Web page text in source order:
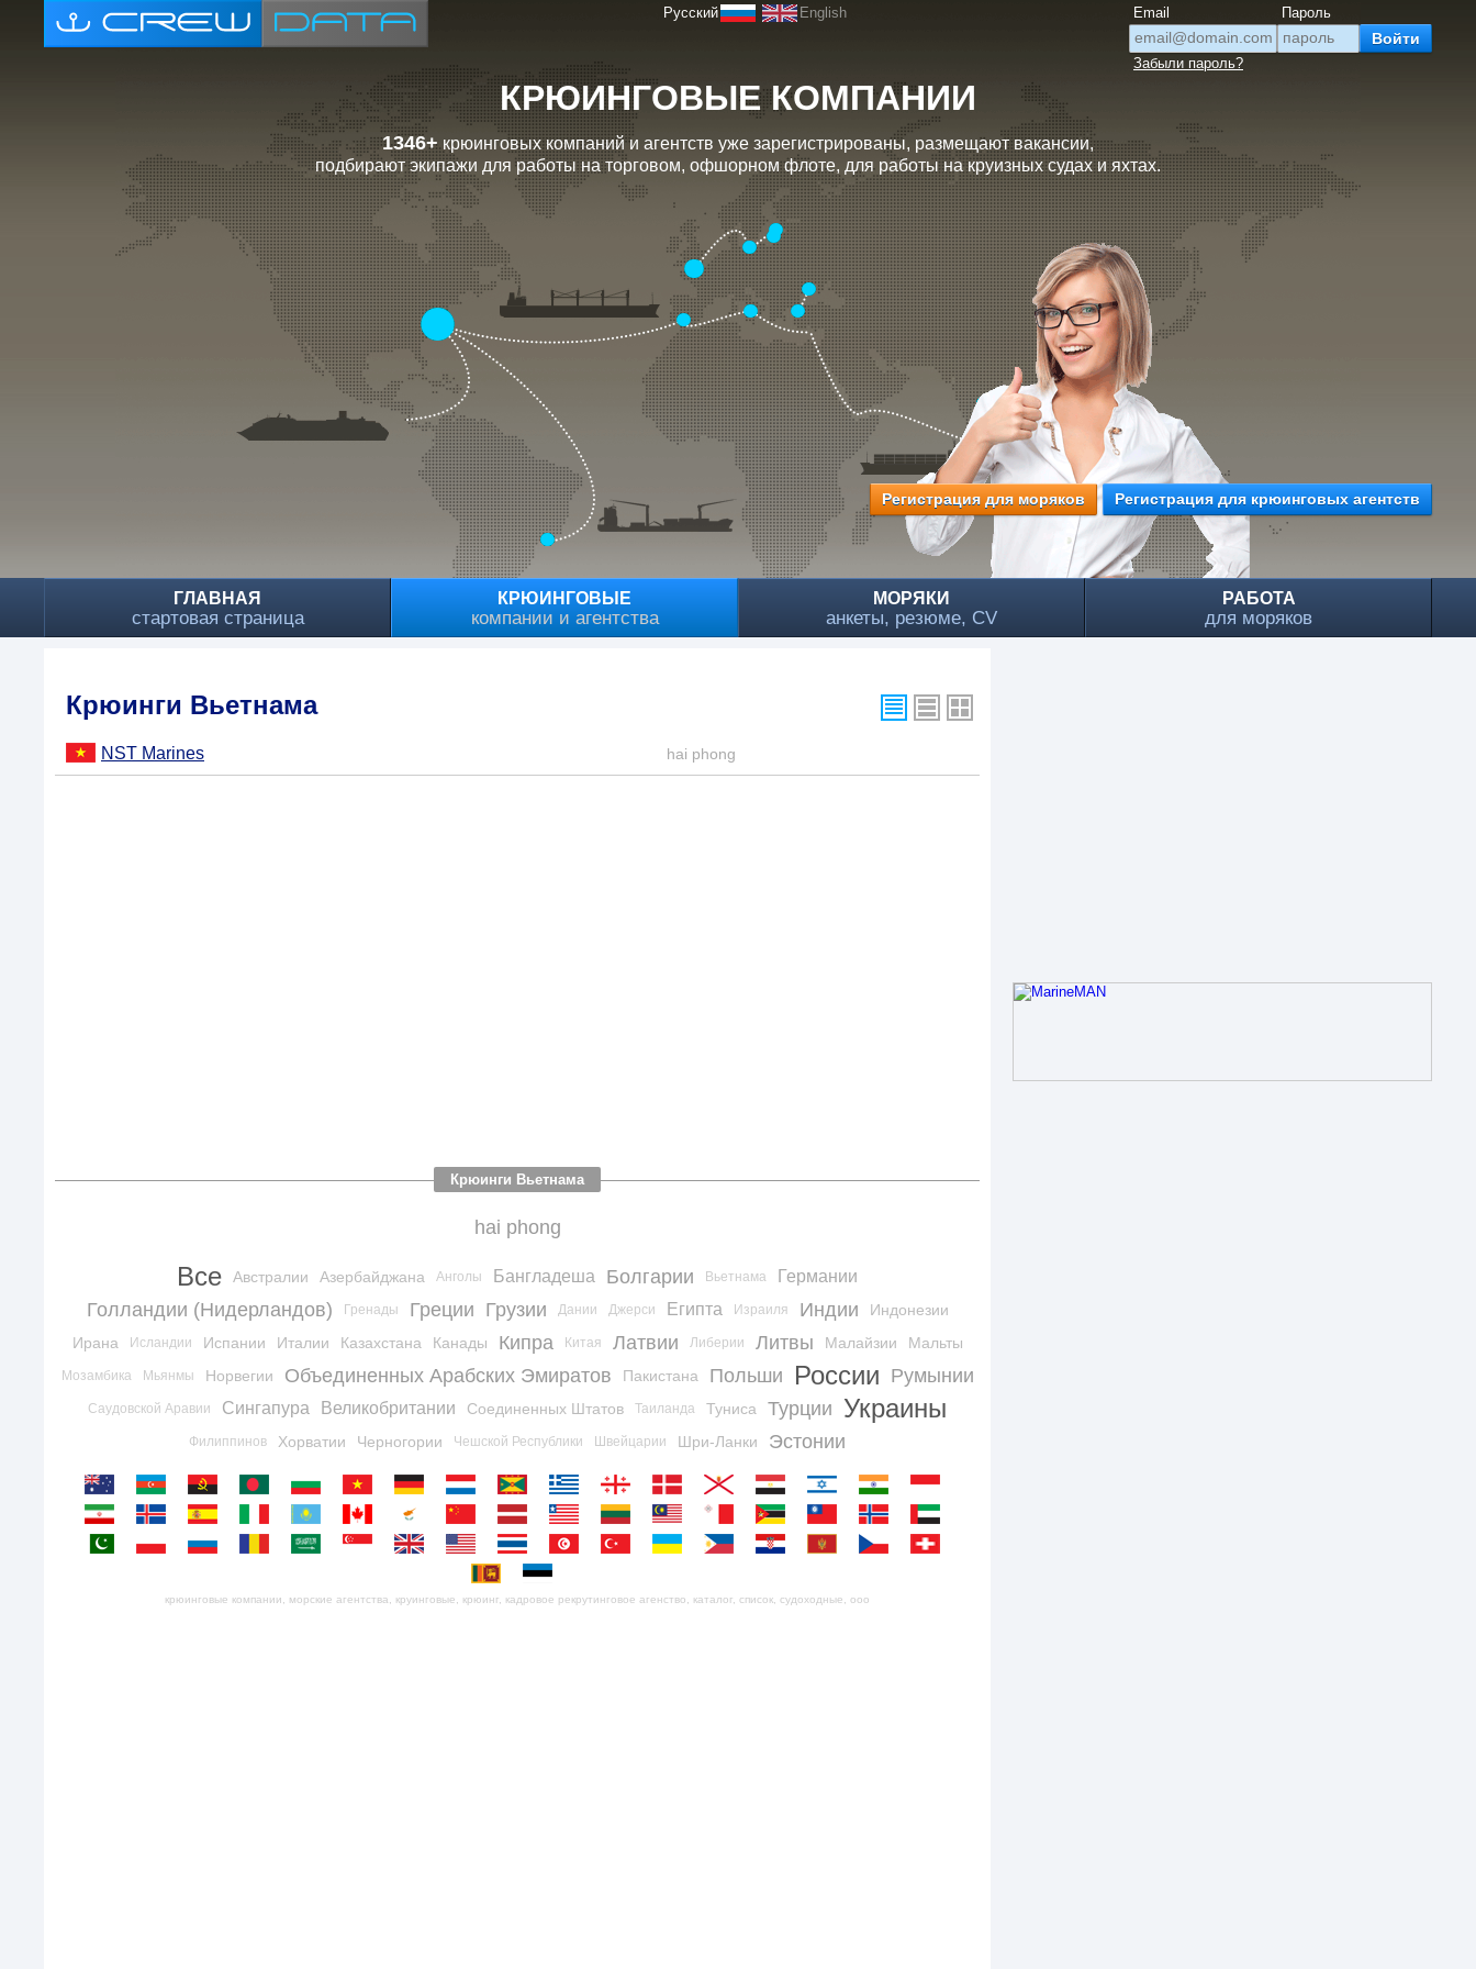
Русский English Email Пароль
Забыли пароль?
КРЮИНГОВЫЕ КОМПАНИИ
1346+крюинговых компаний и агентств уже зарегистрированы, размещают вакансии,
подбирают экипажи для работы на торговом, офшорном флоте, для работы на круизных судах и яхтах.
Регистрация для моряков Регистрация для крюинговых агентств
ГЛАВНАЯ
стартовая страница
КРЮИНГОВЫЕ
компании и агентства
МОРЯКИ
анкеты, резюме, CV
РАБОТА
для моряков
Крюинги Вьетнама
NST Marines hai phong
Крюинги Вьетнама
hai phong
Все Австралии Азербайджана Анголы Бангладеша Болгарии Вьетнама Германии
Голландии (Нидерландов) Гренады Греции Грузии Дании Джерси Египта Израиля Индии
Индонезии
Ирана
Исландии Испании Италии Казахстана Канады Кипра Китая Латвии Либерии Литвы Малайзии Мальты
Мозамбика Мьянмы Норвегии Объединенных Арабских Эмиратов Пакистана Польши России Румынии
Саудовской Аравии Сингапура Великобритании Соединенных Штатов Таиланда Туниса Турции Украины
Филиппинов Хорватии Черногории Чешской Республики Швейцарии Шри-Ланки Эстонии
крюинговые компании, морские агентства, круинговые, крюинг, кадровое рекрутинговое агенство, каталог, список, судоходные, ооо